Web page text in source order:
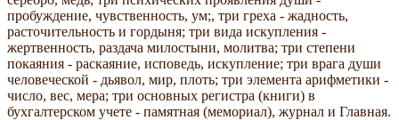
пробуждение, чувственность, ум;, три греха - жадность,
расточительность и гордыня; три вида искупления -
жертвенность, раздача милостыни, молитва; три степени
покаяния - раскаяние, исповедь, искупление; три врага души
человеческой - дьявол, мир, плоть; три элемента арифметики -
число, вес, мера; три основных регистра (книги) в
бухгалтерском учете - памятная (мемориал), журнал и Главная.